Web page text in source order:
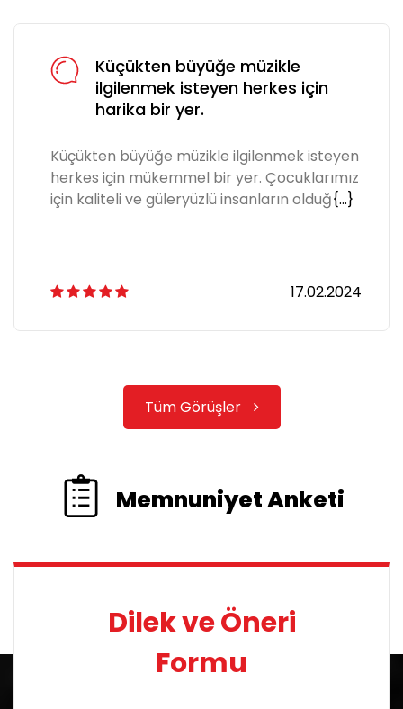
Küçükten büyüğe müzikle
ilgilenmek isteyen herkes için
harika bir yer.
Küçükten büyüğe müzikle ilgilenmek isteyen
herkes için mükemmel bir yer. Çocuklarımız
için kaliteli ve güleryüzlü insanların olduğ{...}
17.02.2024
Tüm Görüşler
Memnuniyet Anketi
Dilek ve Öneri
Formu